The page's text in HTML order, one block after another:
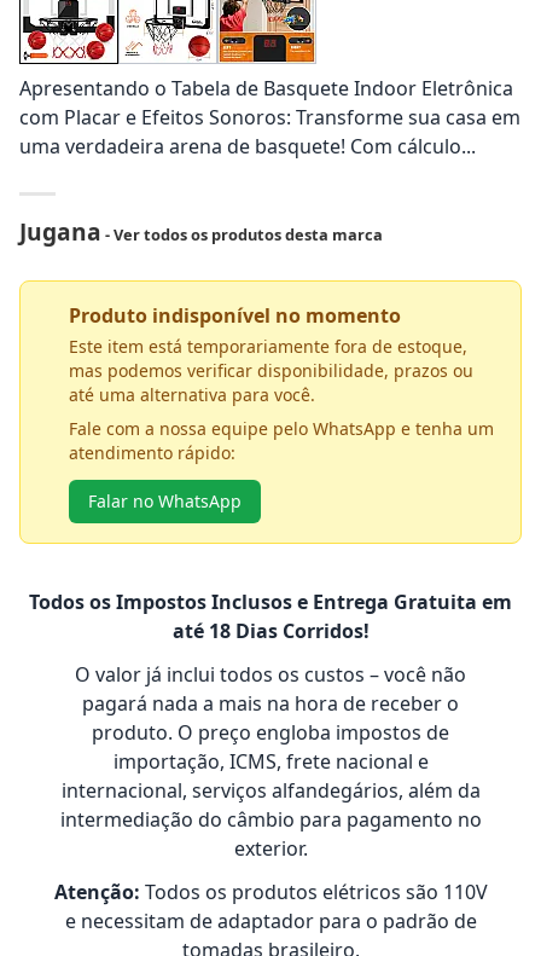
Apresentando o Tabela de Basquete Indoor Eletrônica
com Placar e Efeitos Sonoros: Transforme sua casa em
uma verdadeira arena de basquete! Com cálculo...
Jugana - Ver todos os produtos desta marca
Produto indisponível no momento
Este item está temporariamente fora de estoque,
mas podemos verificar disponibilidade, prazos ou
até uma alternativa para você.
Fale com a nossa equipe pelo WhatsApp e tenha um
atendimento rápido:
Falar no WhatsApp
Todos os Impostos Inclusos e Entrega Gratuita em
até 18 Dias Corridos!
O valor já inclui todos os custos – você não
pagará nada a mais na hora de receber o
produto. O preço engloba impostos de
importação, ICMS, frete nacional e
internacional, serviços alfandegários, além da
intermediação do câmbio para pagamento no
exterior.
Atenção: Todos os produtos elétricos são 110V
e necessitam de adaptador para o padrão de
tomadas brasileiro.